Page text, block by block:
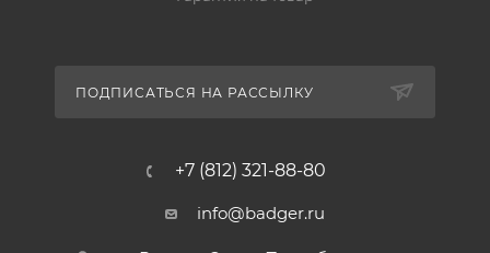
ПОДПИСАТЬСЯ НА РАССЫЛКУ
+7 (812) 321-88-80
info@badger.ru